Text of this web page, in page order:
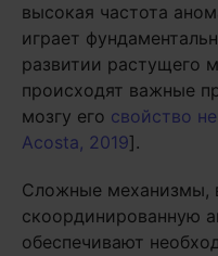
высокая частота
играет
развитии растущего
происходят важные
мозгу его свойство
Acosta, 2019].
Сложные механизмы,
скоординированную
обеспечивают